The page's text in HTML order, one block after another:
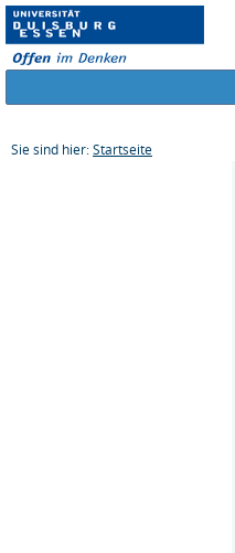
Sie sind hier: Startseite